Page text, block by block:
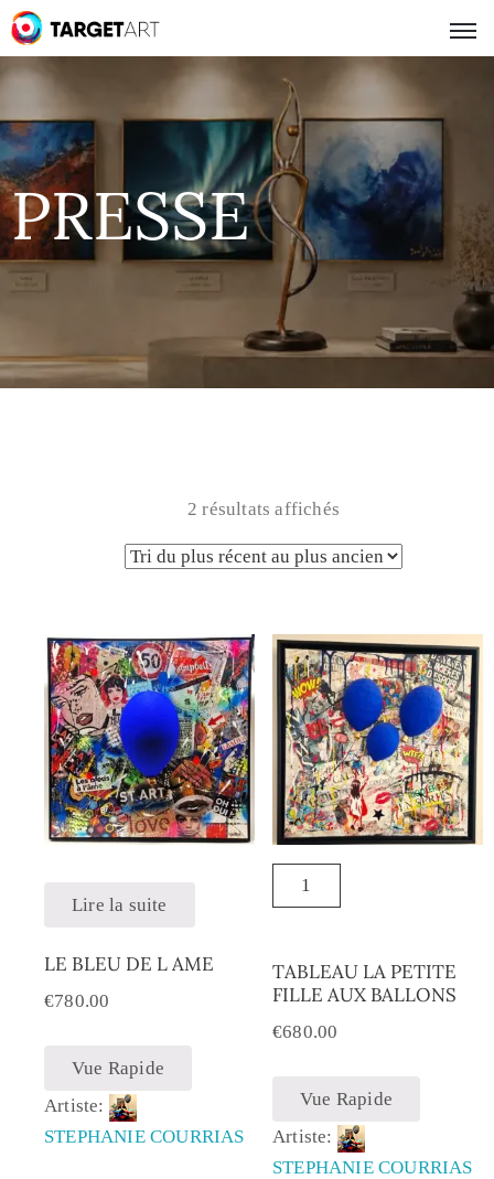
PRESSE
2 résultats affichés
Lire la suite
LE BLEU DE L AME
€780.00
Vue Rapide
Artiste:
STEPHANIE COURRIAS
TABLEAU LA PETITE
FILLE AUX BALLONS
€680.00
Vue Rapide
Artiste:
STEPHANIE COURRIAS